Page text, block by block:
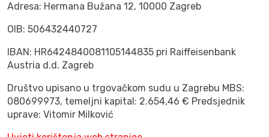
Adresa: Hermana Bužana 12, 10000 Zagreb
OIB: 506432440727
IBAN: HR6424840081105144835 pri Raiffeisenbank
Austria d.d. Zagreb
Društvo upisano u trgovačkom sudu u Zagrebu MBS:
080699973, temeljni kapital: 2.654,46 € Predsjednik
uprave: Vitomir Milković